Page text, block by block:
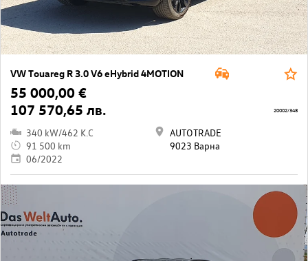
VW Touareg R 3.0 V6 eHybrid 4MOTION
55 000,00 €
107 570,65 лв.
340 kW/462 K.C
91 500 km
06/2022
AUTOTRADE
9023 Варна
20002/348